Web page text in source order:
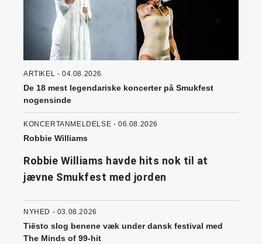
ARTIKEL - 04.08.2026
De 18 mest legendariske koncerter på Smukfest
nogensinde
KONCERTANMELDELSE - 06.08.2026
Robbie Williams
Robbie Williams havde hits nok til at
jævne Smukfest med jorden
NYHED - 03.08.2026
Tiësto slog benene væk under dansk festival med
The Minds of 99-hit